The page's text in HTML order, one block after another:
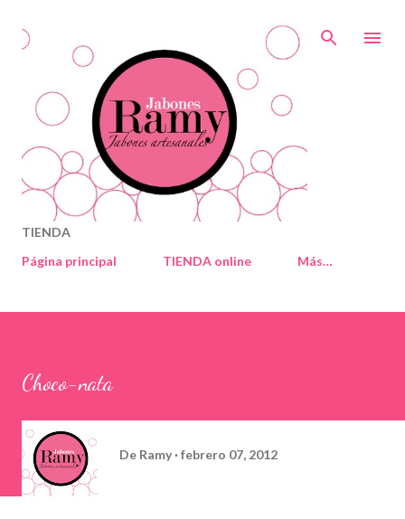
TIENDA
Página principal
TIENDA online Más…
Choco-nata
De Ramy febrero 07, 2012